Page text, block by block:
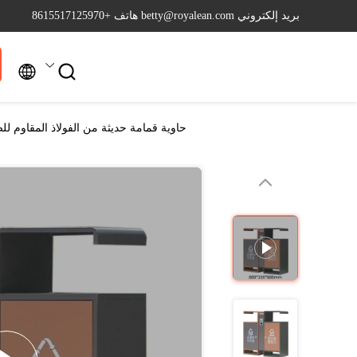
بريد إلكتروني betty@royalean.com هاتف +8615517125970
 
حاوية قمامة حديثة من الفولاذ المقاوم